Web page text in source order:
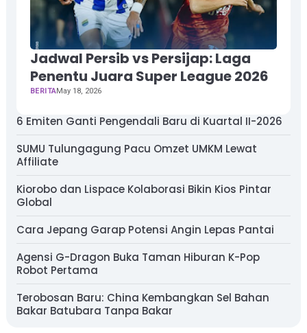
Jadwal Persib vs Persijap: Laga
Penentu Juara Super League 2026
BERITAMay 18, 2026
6 Emiten Ganti Pengendali Baru di Kuartal II-2026
SUMU Tulungagung Pacu Omzet UMKM Lewat
Affiliate
Kiorobo dan Lispace Kolaborasi Bikin Kios Pintar
Global
Cara Jepang Garap Potensi Angin Lepas Pantai
Agensi G-Dragon Buka Taman Hiburan K-Pop
Robot Pertama
Terobosan Baru: China Kembangkan Sel Bahan
Bakar Batubara Tanpa Bakar